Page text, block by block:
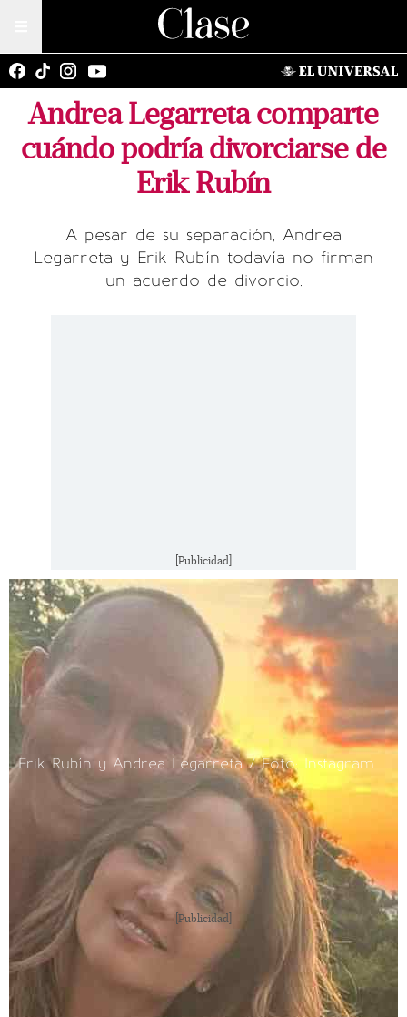
Andrea Legarreta comparte
cuándo podría divorciarse de
Erik Rubín
A pesar de su separación, Andrea
Legarreta y Erik Rubín todavía no firman
un acuerdo de divorcio.
[Publicidad]
Erik Rubín y Andrea Legarreta / Foto: Instagram
[Publicidad]